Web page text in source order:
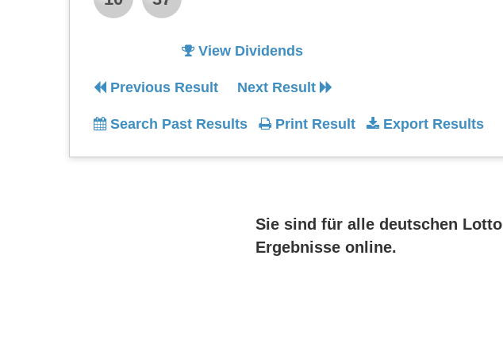
View Dividends
Previous Result Next Result
Search Past Results Print Result Export Results
Sie sind für alle deutschen Lotto
Ergebnisse online.